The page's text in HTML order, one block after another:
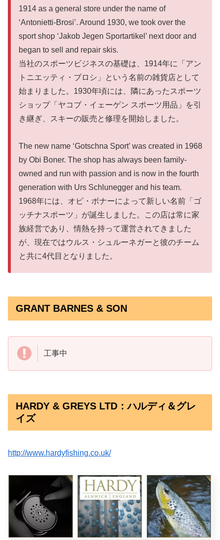
1914 as a general store under the name of
‘Antonietti-Brosi’. Around 1930, we took over the
sport shop ‘Jakob Jegen Sportartikel’ next door and
began to sell and repair skis.
当社のスポーツビジネスの基礎は、1914年に「アン
トニエッティ・ブロシ」という名前の雑貨店として
始まりました。1930年頃には、隣にあったスポーツ
ショップ「ヤコブ・イェーゲン スポーツ用品」を引
き継ぎ、スキーの販売と修理を開始しました。
The new name ‘Gotschna Sport’ was created in 1968
by Obi Boner. The shop has always been family-
owned and run with passion and is now in the fourth
generation with Urs Schlunegger and his team.
1968年には、オビ・ボナーによって新しい名前「ゴ
ッチナスポーツ」が誕生しました。この店は常に家
族経営であり、情熱を持って運営されてきました
が、現在ではウルス・シュルーネガーと彼のチーム
と共に4代目となりました。
GRANT BARNES & SON
工事中
HARDY & GREYS LTD：ハルディ＆グレ
イズ
http://www.hardyfishing.co.uk/